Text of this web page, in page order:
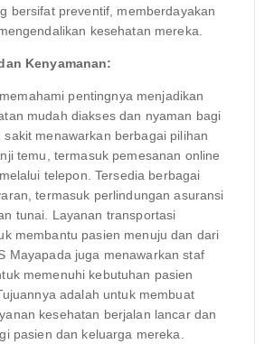
bersifat preventif, memberdayakan
kesehatan mereka.
Kenyamanan:
pentingnya menjadikan
mudah diakses dan nyaman bagi
sakit menawarkan berbagai pilihan
temu, termasuk pemesanan online
telepon. Tersedia berbagai
termasuk perlindungan asuransi
tunai. Layanan transportasi
membantu pasien menuju dan dari
Mayapada juga menawarkan staf
memenuhi kebutuhan pasien
adalah untuk membuat
kesehatan berjalan lancar dan
pasien dan keluarga mereka.